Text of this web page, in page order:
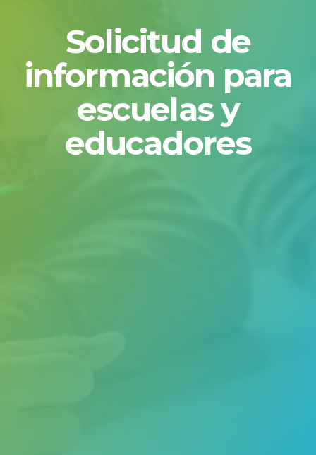
Solicitud de
información para
escuelas y
educadores